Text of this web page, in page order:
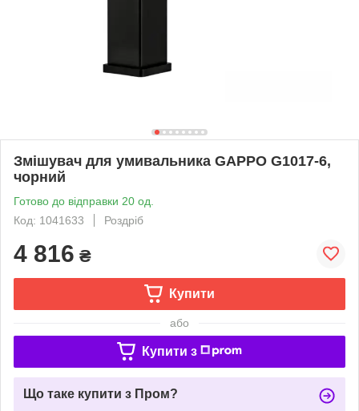
Змішувач для умивальника GAPPO G1017-6,
чорний
Готово до відправки 20 од.
Код: 1041633
Роздріб
4 816 ₴
Купити
або
Купити з
Що таке купити з Пром?